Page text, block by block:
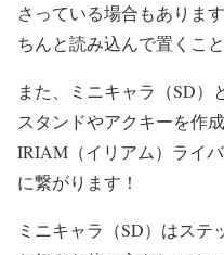
さっている場合もありま
ちんと読み込んで置くこと
また、ミニキャラ（SD
スタンドやアクキーを作
IRIAM（イリアム）ライ
に繋がります！
ミニキャラ（SD）はステ